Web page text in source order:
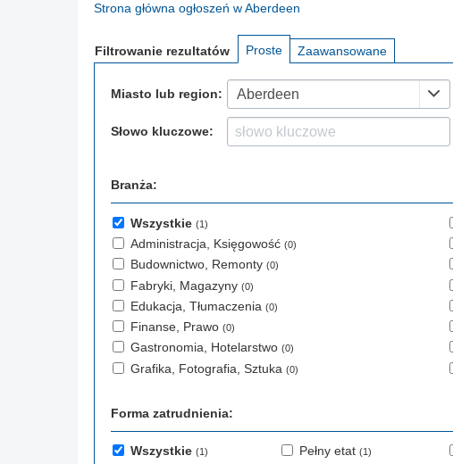
Strona główna ogłoszeń w Aberdeen
Filtrowanie rezultatów Proste Zaawansowane
Miasto lub region: Aberdeen
Słowo kluczowe:
Branża:
Wszystkie (1)
Administracja, Księgowość (0)
Budownictwo, Remonty (0)
Fabryki, Magazyny (0)
Edukacja, Tłumaczenia (0)
Finanse, Prawo (0)
Gastronomia, Hotelarstwo (0)
Grafika, Fotografia, Sztuka (0)
Forma zatrudnienia:
Wszystkie (1) Pełny etat (1)